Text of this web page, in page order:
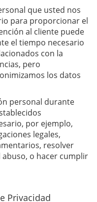
que usted nos
para proporcionar el
al cliente puede
el tiempo necesario
con la
pero
los datos
personal durante
por ejemplo,
legales,
resolver
o hacer cumplir
Privacidad